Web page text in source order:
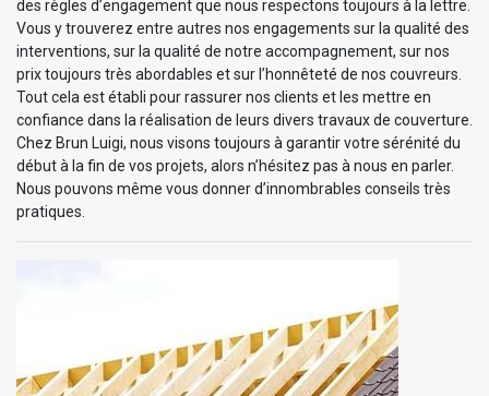
des règles d’engagement que nous respectons toujours à la lettre.
Vous y trouverez entre autres nos engagements sur la qualité des
interventions, sur la qualité de notre accompagnement, sur nos
prix toujours très abordables et sur l’honnêteté de nos couvreurs.
Tout cela est établi pour rassurer nos clients et les mettre en
confiance dans la réalisation de leurs divers travaux de couverture.
Chez Brun Luigi, nous visons toujours à garantir votre sérénité du
début à la fin de vos projets, alors n’hésitez pas à nous en parler.
Nous pouvons même vous donner d’innombrables conseils très
pratiques.